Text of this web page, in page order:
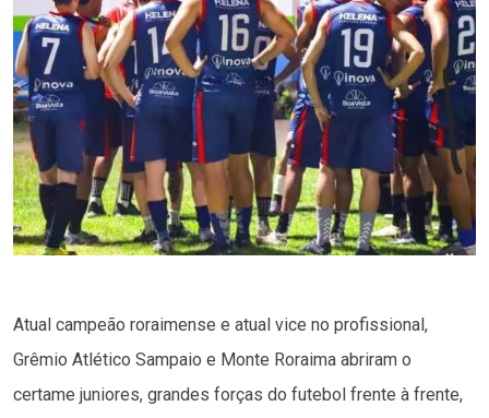
Atual campeão roraimense e atual vice no profissional,
Grêmio Atlético Sampaio e Monte Roraima abriram o
certame juniores, grandes forças do futebol frente à frente,